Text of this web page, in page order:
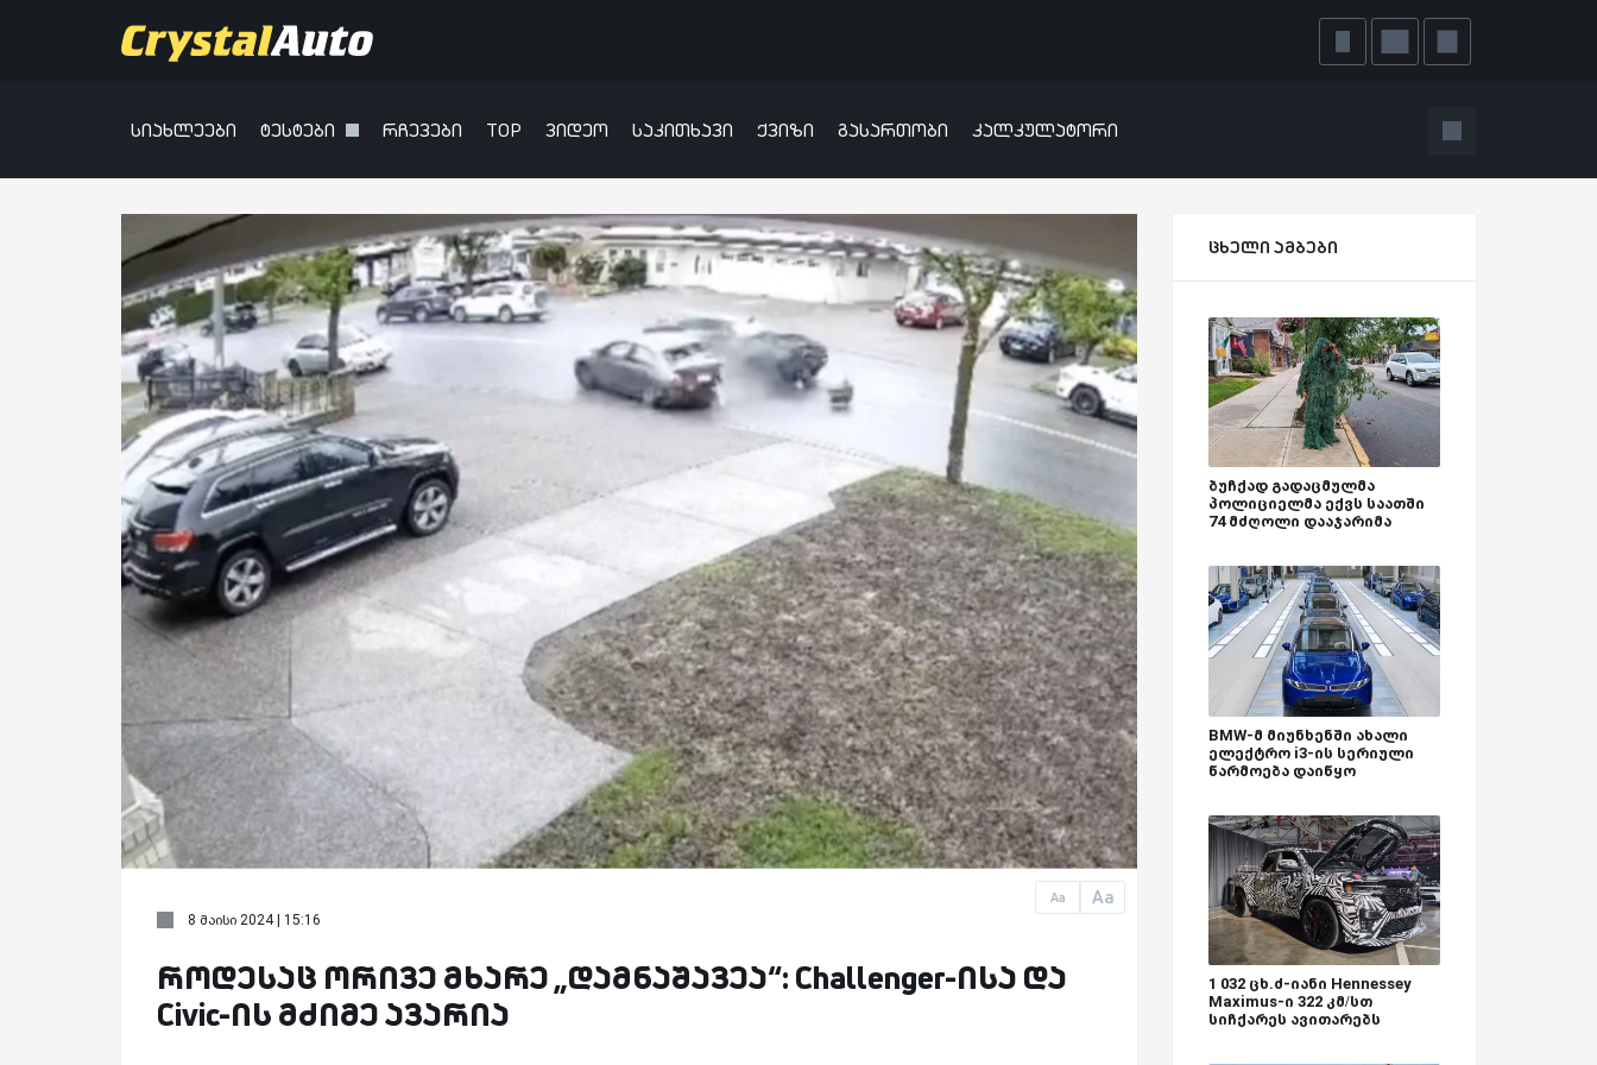
სიახლეები ტესტები რჩევები TOP ვიდეო საკითხავი ქვიზი გასართობი კალკულატორი
Aa Aa
8 მაისი 2024 | 15:16
როდესაც ორივე მხარე „დამნაშავეა“: Challenger-ისა და
Civic-ის მძიმე ავარია
ცხელი ამბები
ბუჩქად გადაცმულმა
პოლიციელმა ექვს საათში
74 მძღოლი დააჯარიმა
BMW-მ მიუნხენში ახალი
ელექტრო i3-ის სერიული
წარმოება დაიწყო
1 032 ცხ.ძ-იანი Hennessey
Maximus-ი 322 კმ/სთ
სიჩქარეს ავითარებს